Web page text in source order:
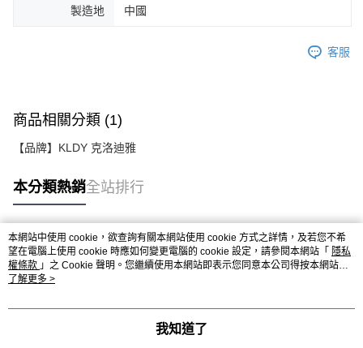
製造地 中國
客服
商品相關分類 (1)
【品牌】KLDY 克洛迪雅
本分類熱銷全站排行
熱門標籤
本網站中使用 cookie，欲查詢有關本網站使用 cookie 方式之詳情，及若您不希
望在電腦上使用 cookie 時應如何變更電腦的 cookie 設定，請參閱本網站「 隱私
權條款 」之 Cookie 聲明。您繼續使用本網站即表示您同意本公司得按本網站使
用條款之 Cookie 聲明使用 cookie。
了解更多 >
我知道了